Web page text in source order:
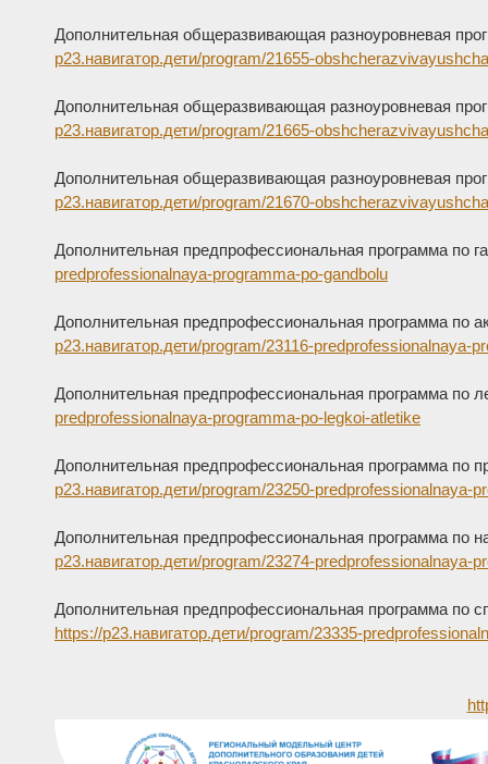
Дополнительная общеразвивающая разноуровневая
р23.навигатор.дети/program/21655-
Дополнительная общеразвивающая разноуровневая
р23.навигатор.дети/program/21665-
Дополнительная общеразвивающая разноуровневая
р23.навигатор.дети/program/21670-
Дополнительная предпрофессиональная программа по
predprofessionalnaya-programma-po-gandbolu
Дополнительная предпрофессиональная программа по
р23.навигатор.дети/program/23116-predprofessionalnaya-
Дополнительная предпрофессиональная программа по
predprofessionalnaya-programma-po-legkoi-atletike
Дополнительная предпрофессиональная программа по
р23.навигатор.дети/program/23250-predprofessionalnaya-
Дополнительная предпрофессиональная программа по
р23.навигатор.дети/program/23274-predprofessionalnaya-
Дополнительная предпрофессиональная программа по
https://р23.навигатор.дети/program/23335-